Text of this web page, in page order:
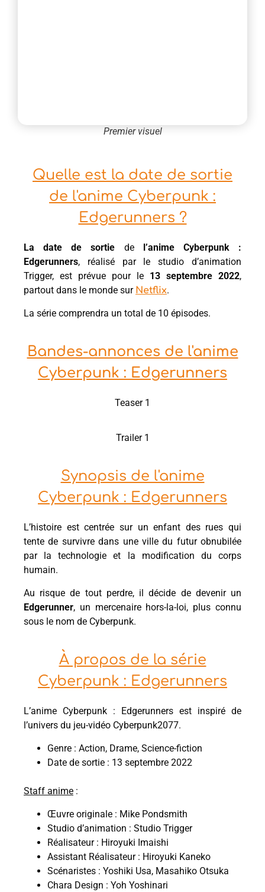
Premier visuel
Quelle est la date de sortie
de l'anime Cyberpunk :
Edgerunners ?
La date de sortie de l’anime Cyberpunk :
Edgerunners, réalisé par le studio d’animation
Trigger, est prévue pour le 13 septembre 2022,
partout dans le monde sur Netflix.
La série comprendra un total de 10 épisodes.
Bandes-annonces de l'anime
Cyberpunk : Edgerunners
Teaser 1
Trailer 1
Synopsis de l'anime
Cyberpunk : Edgerunners
L’histoire est centrée sur un enfant des rues qui
tente de survivre dans une ville du futur obnubilée
par la technologie et la modification du corps
humain.
Au risque de tout perdre, il décide de devenir un
Edgerunner, un mercenaire hors-la-loi, plus connu
sous le nom de Cyberpunk.
À propos de la série
Cyberpunk : Edgerunners
L’anime Cyberpunk : Edgerunners est inspiré de
l’univers du jeu-vidéo Cyberpunk2077.
Genre : Action, Drame, Science-fiction
Date de sortie : 13 septembre 2022
Staff anime :
Œuvre originale : Mike Pondsmith
Studio d’animation : Studio Trigger
Réalisateur : Hiroyuki Imaishi
Assistant Réalisateur : Hiroyuki Kaneko
Scénaristes : Yoshiki Usa, Masahiko Otsuka
Chara Design : Yoh Yoshinari